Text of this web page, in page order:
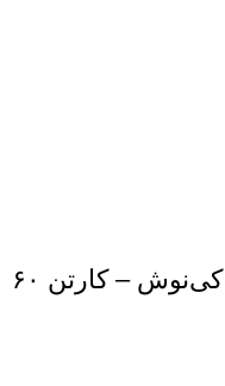
چای سبز ۱۰۰ گرمی کی‌نوش – کارتن ۶۰